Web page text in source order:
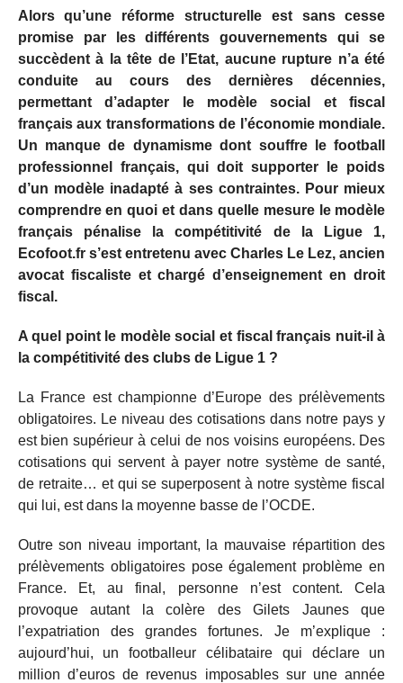
Alors qu’une réforme structurelle est sans cesse
promise par les différents gouvernements qui se
succèdent à la tête de l’Etat, aucune rupture n’a été
conduite au cours des dernières décennies,
permettant d’adapter le modèle social et fiscal
français aux transformations de l’économie mondiale.
Un manque de dynamisme dont souffre le football
professionnel français, qui doit supporter le poids
d’un modèle inadapté à ses contraintes. Pour mieux
comprendre en quoi et dans quelle mesure le modèle
français pénalise la compétitivité de la Ligue 1,
Ecofoot.fr s’est entretenu avec Charles Le Lez, ancien
avocat fiscaliste et chargé d’enseignement en droit
fiscal.
A quel point le modèle social et fiscal français nuit-il à
la compétitivité des clubs de Ligue 1 ?
La France est championne d’Europe des prélèvements
obligatoires. Le niveau des cotisations dans notre pays y
est bien supérieur à celui de nos voisins européens. Des
cotisations qui servent à payer notre système de santé,
de retraite… et qui se superposent à notre système fiscal
qui lui, est dans la moyenne basse de l’OCDE.
Outre son niveau important, la mauvaise répartition des
prélèvements obligatoires pose également problème en
France. Et, au final, personne n’est content. Cela
provoque autant la colère des Gilets Jaunes que
l’expatriation des grandes fortunes. Je m’explique :
aujourd’hui, un footballeur célibataire qui déclare un
million d’euros de revenus imposables sur une année